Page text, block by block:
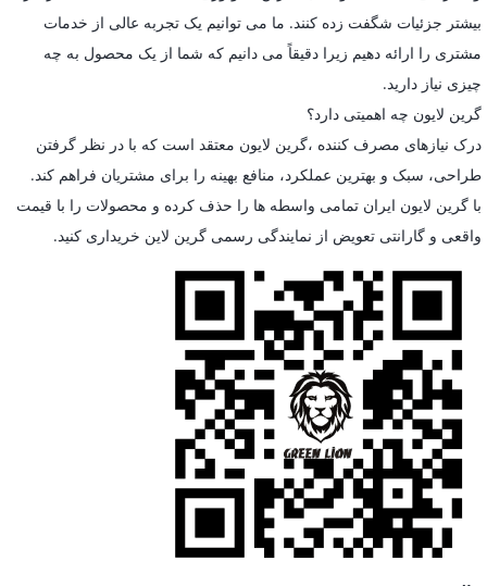
بیشتر جزئیات شگفت زده کنند. ما می توانیم یک تجربه عالی از خدمات
مشتری را ارائه دهیم زیرا دقیقاً می دانیم که شما از یک محصول به چه
چیزی نیاز دارید.
گرین لایون چه اهمیتی دارد؟
درک نیازهای مصرف کننده ،گرین لایون معتقد است که با در نظر گرفتن
طراحی، سبک و بهترین عملکرد، منافع بهینه را برای مشتریان فراهم کند.
با گرین لایون ایران تمامی واسطه ها را حذف کرده و محصولات را با قیمت
واقعی و گارانتی تعویض از نمایندگی رسمی گرین لاین خریداری کنید.